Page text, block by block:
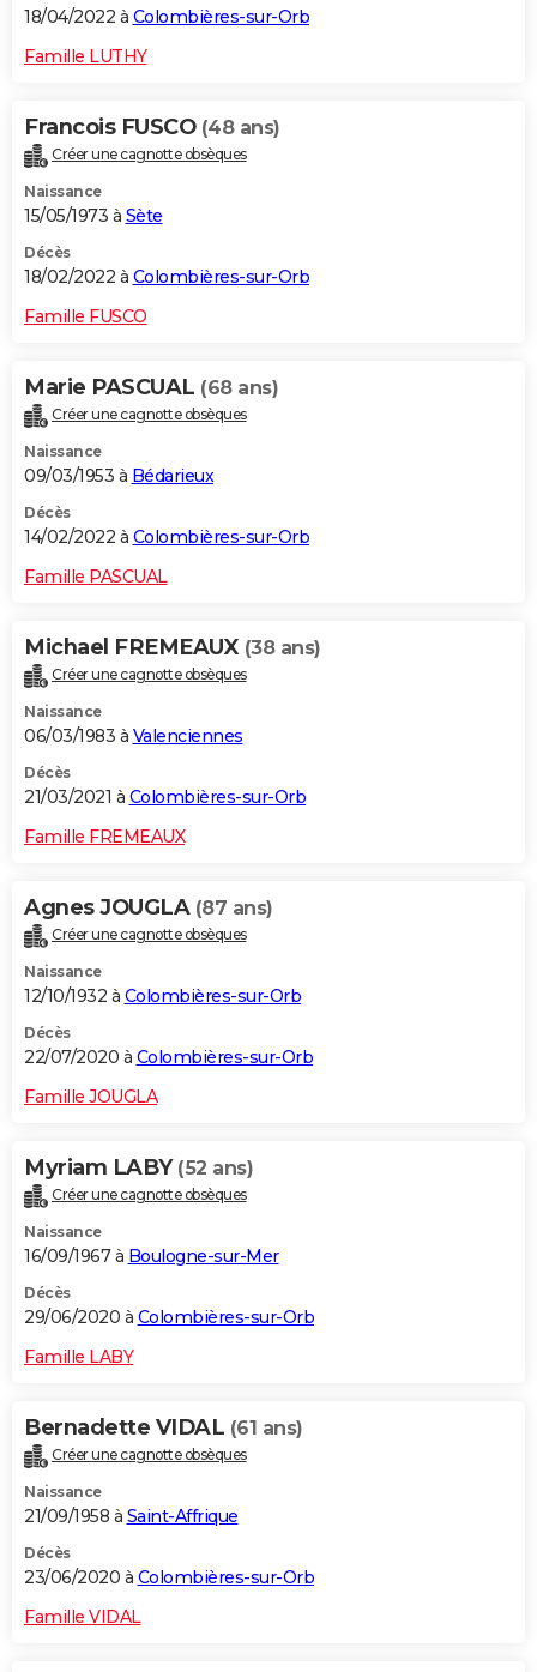
18/04/2022 à Colombières-sur-Orb
Famille LUTHY
Francois FUSCO (48 ans)
Créer une cagnotte obsèques
Naissance
15/05/1973 à Sète
Décès
18/02/2022 à Colombières-sur-Orb
Famille FUSCO
Marie PASCUAL (68 ans)
Créer une cagnotte obsèques
Naissance
09/03/1953 à Bédarieux
Décès
14/02/2022 à Colombières-sur-Orb
Famille PASCUAL
Michael FREMEAUX (38 ans)
Créer une cagnotte obsèques
Naissance
06/03/1983 à Valenciennes
Décès
21/03/2021 à Colombières-sur-Orb
Famille FREMEAUX
Agnes JOUGLA (87 ans)
Créer une cagnotte obsèques
Naissance
12/10/1932 à Colombières-sur-Orb
Décès
22/07/2020 à Colombières-sur-Orb
Famille JOUGLA
Myriam LABY (52 ans)
Créer une cagnotte obsèques
Naissance
16/09/1967 à Boulogne-sur-Mer
Décès
29/06/2020 à Colombières-sur-Orb
Famille LABY
Bernadette VIDAL (61 ans)
Créer une cagnotte obsèques
Naissance
21/09/1958 à Saint-Affrique
Décès
23/06/2020 à Colombières-sur-Orb
Famille VIDAL